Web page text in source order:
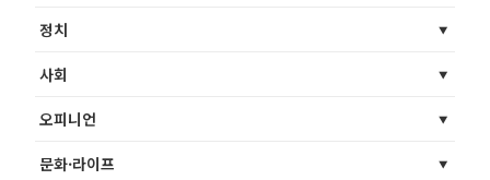
정치
사회
오피니언
문화·라이프